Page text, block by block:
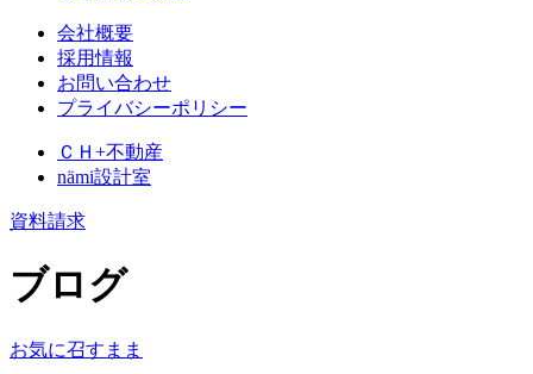
会社概要
採用情報
お問い合わせ
プライバシーポリシー
ＣＨ+不動産
nämi設計室
資料請求
ブログ
お気に召すまま